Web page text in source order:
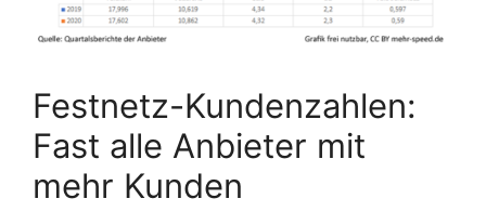
Festnetz-Kundenzahlen:
Fast alle Anbieter mit
mehr Kunden